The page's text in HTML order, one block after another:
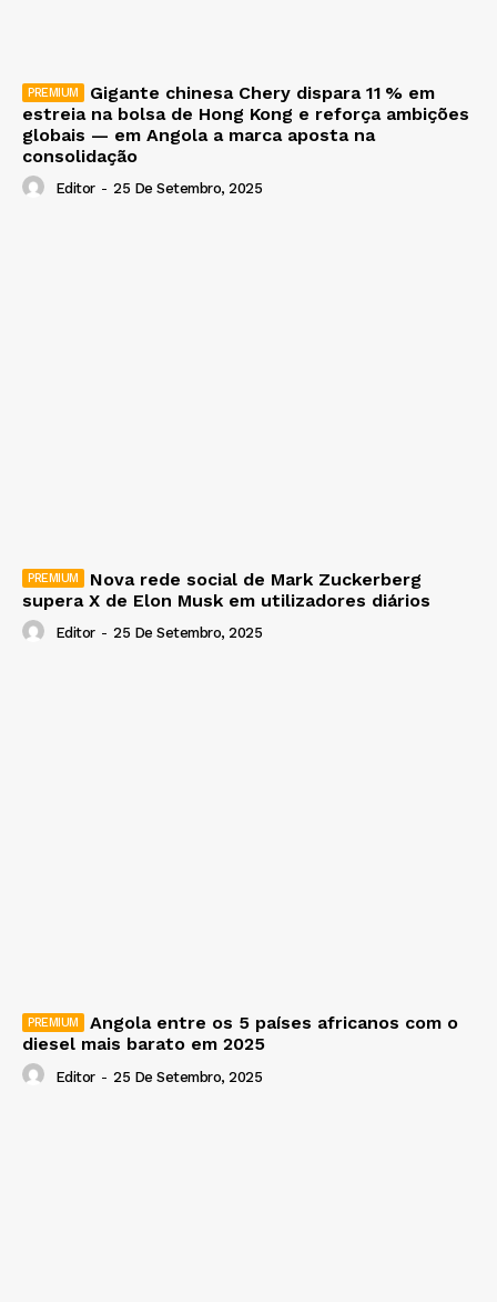
Gigante chinesa Chery dispara 11 % em
estreia na bolsa de Hong Kong e reforça ambições
globais — em Angola a marca aposta na
consolidação
Editor - 25 De Setembro, 2025
Nova rede social de Mark Zuckerberg
supera X de Elon Musk em utilizadores diários
Editor - 25 De Setembro, 2025
Angola entre os 5 países africanos com o
diesel mais barato em 2025
Editor - 25 De Setembro, 2025